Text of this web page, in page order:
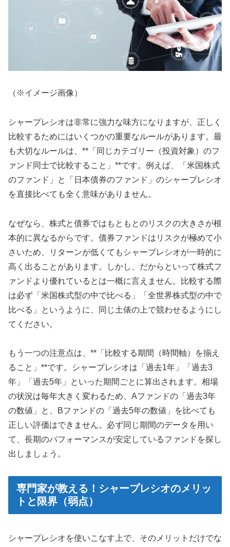
（※イメージ画像）
シャープレシオは非常に強力な味方になりますが、正しく
比較するためにはいくつかの重要なルールがあります。最
も大切なルールは、**「同じカテゴリー（投資対象）のフ
ァンド同士で比較すること」**です。例えば、「米国株式
のファンド」と「日本債券のファンド」のシャープレシオ
を直接比べても全く意味がありません。
なぜなら、株式と債券ではもともとのリスクの大きさが根
本的に異なるからです。債券ファンドはリスクが極めて小
さいため、リターンが低くてもシャープレシオが一時的に
高く出ることがあります。しかし、だからといって株式フ
ァンドより優れているとは一概に言えません。比較する際
は必ず「米国株式型の中で比べる」「全世界株式型の中で
比べる」というように、同じ土俵の上で競わせるようにし
てください。
もう一つの注意点は、**「比較する期間（時間軸）を揃え
ること」**です。シャープレシオは「過去1年」「過去3
年」「過去5年」といった期間ごとに算出されます。相場
の状況は毎年大きく変わるため、Aファンドの「過去3年
の数値」と、Bファンドの「過去5年の数値」を比べても
正しい評価はできません。必ず同じ期間のデータを用い
て、長期のパフォーマンスが安定しているファンドを探し
出しましょう。
専門家が教える！シャープレシオのメリッ
トと限界（弱点）
シャープレシオを使いこなす上で、そのメリットだけでな